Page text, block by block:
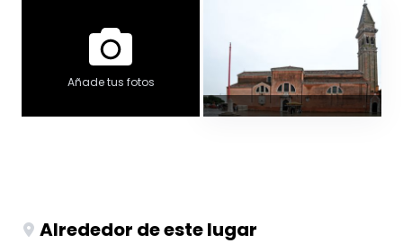
Añade tus fotos
Alrededor de este lugar